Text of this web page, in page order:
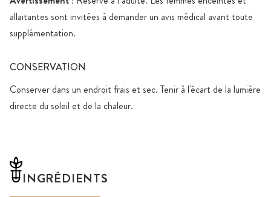
allaitantes sont invitées à demander un avis médical avant toute
supplémentation.
CONSERVATION
Conserver dans un endroit frais et sec. Tenir à l'écart de la lumière
directe du soleil et de la chaleur.
INGRÉDIENTS